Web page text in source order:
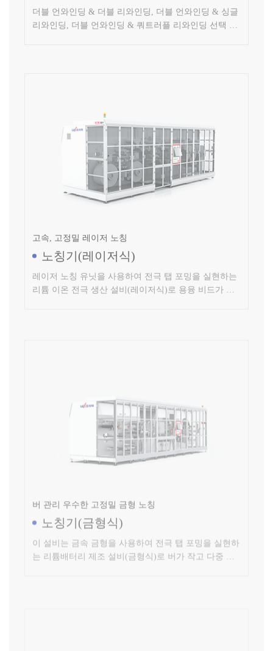
능, 자재 고정밀 자동 교체, 초고속 레이저 노칭 시스템,
효율적인 이물 관리 조치
고속, 고정밀 레이저 노칭
레이저 노칭 유닛을 사용하여 전극 탭 포밍을 실현하는
리튬 이온 전극 생산 설비(레이저식)로 용융 비드가 작
고 열관리가 우수합니다.
버 관리 우수한 고정밀 금형 노칭
는 리튬배터리 제조 설비(금형식)로 버가 작고 다중 이
물에 대해 제어 및 관리가 가능합니다.